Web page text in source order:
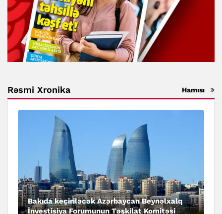
Rəsmi Xronika Hamısı
Bakıda keçiriləcək Azərbaycan Beynəlxalq
İnvestisiya Forumunun Təşkilat Komitəsi